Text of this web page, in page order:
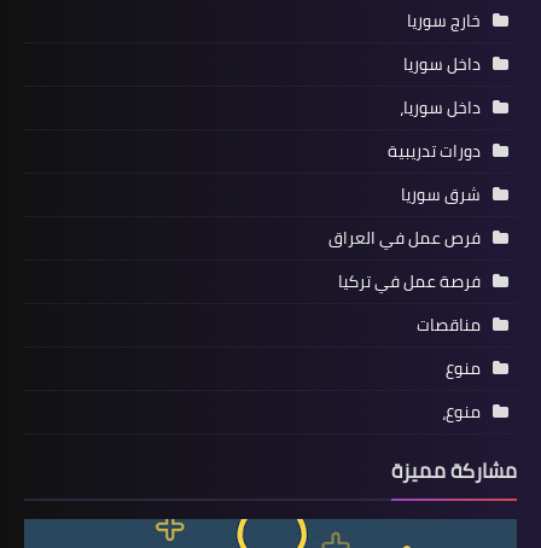
خارج سوريا
داخل سوريا
داخل سوريا،
دورات تدريبية
شرق سوريا
فرص عمل في العراق
فرصة عمل في تركيا
مناقصات
منوع
منوع،
مشاركة مميزة